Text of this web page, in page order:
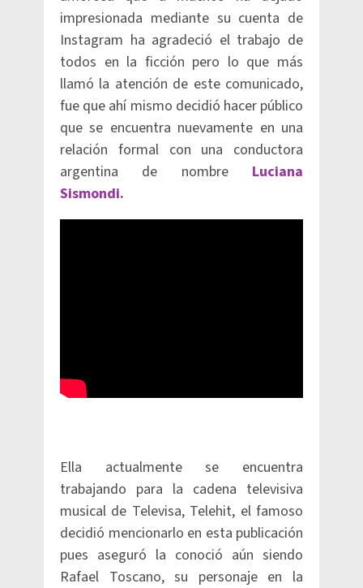
impresionada mediante su cuenta de
Instagram ha agradeció el trabajo de
todos en la ficción pero lo que más
llamó la atención de este comunicado,
fue que ahí mismo decidió hacer público
que se encuentra nuevamente en una
relación formal con una conductora
argentina de nombre Luciana
Sismondi.
Ella actualmente se encuentra
trabajando para la cadena televisiva
musical de Televisa, Telehit, el famoso
decidió mencionarlo en esta publicación
pues aseguró la conoció aún siendo
Rafael Toscano, su personaje en la